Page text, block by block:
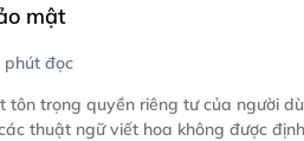
mật
phút đọc
trọng quyền riêng tư của người
thuật ngữ viết hoa không được định